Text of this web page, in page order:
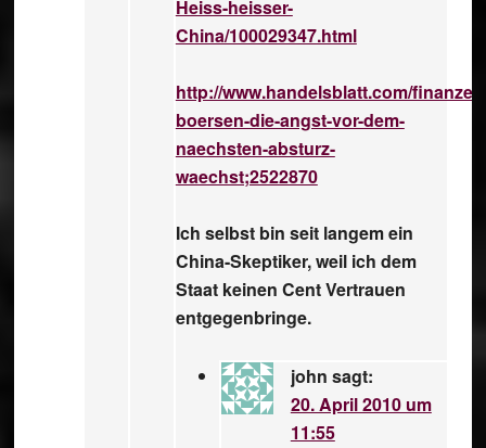
Heiss-heisser-
China/100029347.html
http://www.handelsblatt.com/
boersen-die-angst-vor-dem-
naechsten-absturz-
waechst;2522870
Ich selbst bin seit langem ein
China-Skeptiker, weil ich dem
Staat keinen Cent Vertrauen
entgegenbringe.
john sagt:
20. April 2010 um
11:55